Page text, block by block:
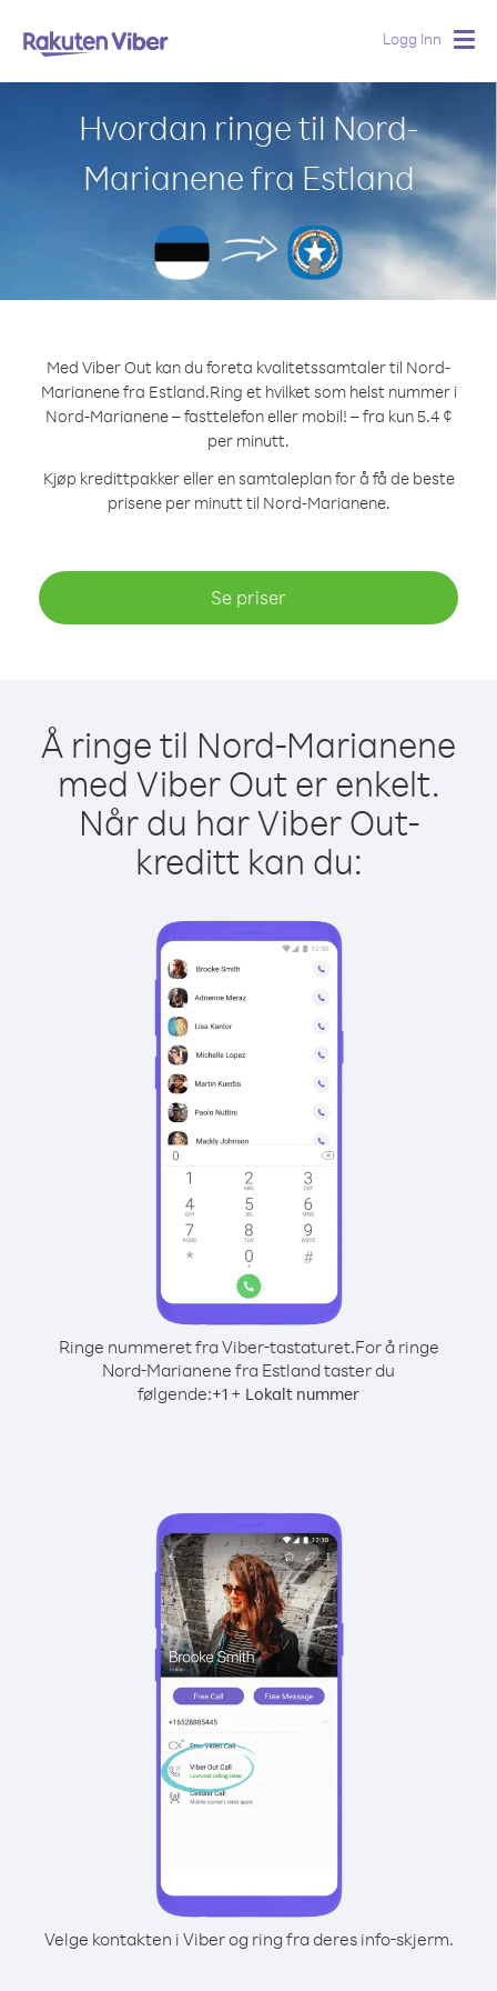
Logg Inn
Hvordan ringe til Nord-
Marianene fra Estland
Med Viber Out kan du foreta kvalitetssamtaler til Nord-
Marianene fra Estland.Ring et hvilket som helst nummer i
Nord-Marianene – fasttelefon eller mobil! – fra kun 5.4 ¢
per minutt.
Kjøp kredittpakker eller en samtaleplan for å få de beste
prisene per minutt til Nord-Marianene.
Se priser
Å ringe til Nord-Marianene
med Viber Out er enkelt.
Når du har Viber Out-
kreditt kan du:
Ringe nummeret fra Viber-tastaturet.For å ringe
Nord-Marianene fra Estland taster du
følgende:+1 + Lokalt nummer
Velge kontakten i Viber og ring fra deres info-skjerm.